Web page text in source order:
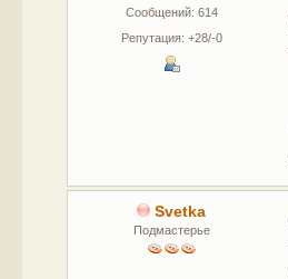
Сообщений: 614
Репутация: +28/-0
Svetka
Подмастерье